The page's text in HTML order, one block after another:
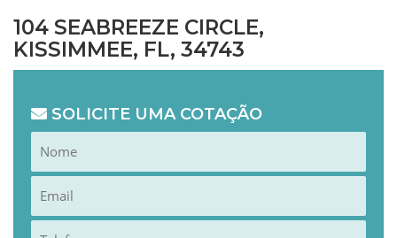
104 SEABREEZE CIRCLE,
KISSIMMEE, FL, 34743
SOLICITE UMA COTAÇÃO